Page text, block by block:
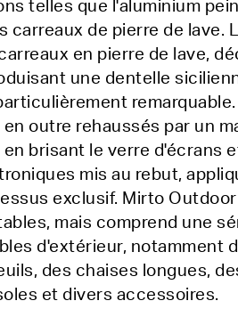
telles que l'aluminium
carreaux de pierre de lave.
en pierre de lave,
une dentelle
outre rehaussés par un
en brisant le verre d'écrans
mis au rebut,
exclusif. Mirto
mais comprend une
d'extérieur, notamment
des chaises longues,
et divers accessoires.